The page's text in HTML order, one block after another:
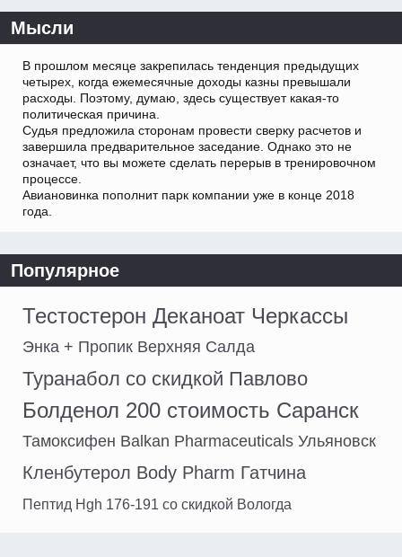
Мысли
В прошлом месяце закрепилась тенденция предыдущих
четырех, когда ежемесячные доходы казны превышали
расходы. Поэтому, думаю, здесь существует какая-то
политическая причина.
Судья предложила сторонам провести сверку расчетов и
завершила предварительное заседание. Однако это не
означает, что вы можете сделать перерыв в тренировочном
процессе.
Авиановинка пополнит парк компании уже в конце 2018
года.
Популярное
Тестостерон Деканоат Черкассы
Энка + Пропик Верхняя Салда
Туранабол со скидкой Павлово
Болденол 200 стоимость Саранск
Тамоксифен Balkan Pharmaceuticals Ульяновск
Кленбутерол Body Pharm Гатчина
Пептид Hgh 176-191 со скидкой Вологда